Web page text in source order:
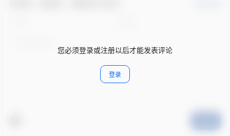
您必须登录或注册以后才能发表评论
登录